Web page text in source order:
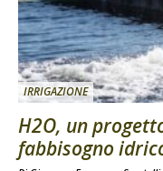
IRRIGAZIONE
H2O, un
fabbisogno